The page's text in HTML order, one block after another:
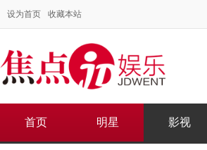
设为首页 收藏本站
首页 明星 影视